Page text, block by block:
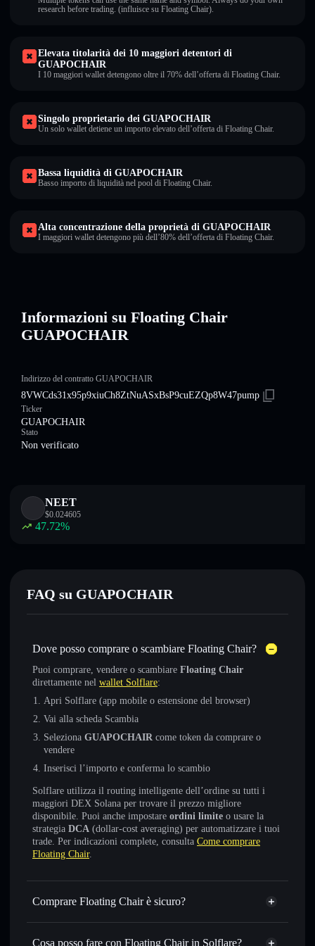
research before trading. (influisce su Floating Chair).
Elevata titolarità dei 10 maggiori detentori di
GUAPOCHAIR
I 10 maggiori wallet detengono oltre il 70% dell’offerta di Floating Chair.
Singolo proprietario dei GUAPOCHAIR
Un solo wallet detiene un importo elevato dell’offerta di Floating Chair.
Bassa liquidità di GUAPOCHAIR
Basso importo di liquidità nel pool di Floating Chair.
Alta concentrazione della proprietà di GUAPOCHAIR
I maggiori wallet detengono più dell’80% dell’offerta di Floating Chair.
Informazioni su Floating Chair
GUAPOCHAIR
Indirizzo del contratto GUAPOCHAIR
8VWCds31x95p9xiuCh8ZtNuASxBsP9cuEZQp8W47pump
Ticker
GUAPOCHAIR
Stato
Non verificato
NEET
$0.024605
47.72%
FAQ su GUAPOCHAIR
Dove posso comprare o scambiare Floating Chair?
Puoi comprare, vendere o scambiare Floating Chair
direttamente nel wallet Solflare:
Apri Solflare (app mobile o estensione del browser)
Vai alla scheda Scambia
Seleziona GUAPOCHAIR come token da comprare o
vendere
Inserisci l’importo e conferma lo scambio
Solflare utilizza il routing intelligente dell’ordine su tutti i
maggiori DEX Solana per trovare il prezzo migliore
disponibile. Puoi anche impostare ordini limite o usare la
strategia DCA (dollar-cost averaging) per automatizzare i tuoi
trade. Per indicazioni complete, consulta Come comprare
Floating Chair.
Comprare Floating Chair è sicuro?
Floating Chair non è verificato
Cosa posso fare con Floating Chair in Solflare?